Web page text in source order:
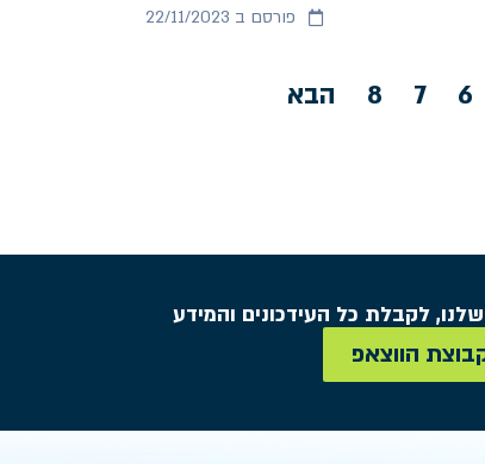
פורסם ב 22/11/2023
6
7
8 הבא
לקבלת כל העידכונים והמידע
הווצאפ